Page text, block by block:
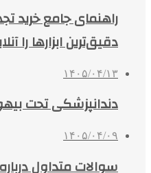
راهنمای جامع خرید
دقیق‌ترین ابزارها را
۱۴۰۵/۰۴/۱۳
دندانپزشکی تحت
۱۴۰۵/۰۴/۰۹
سوالات متداول